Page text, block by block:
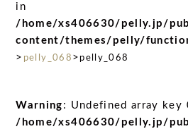
in
/home/xs406630/pelly.jp/
content/themes/pelly/
> pelly_068 > pelly_068
Warning : Undefined array key
/home/xs406630/pelly.jp/